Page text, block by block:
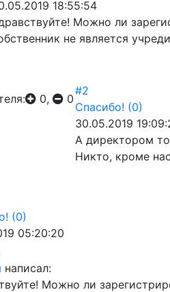
18:55:54
Можно ли
не является
0, 0
#2
Спасибо! (0)
30.05.2019
А директором
Никто, кроме
(0)
05:20:20
написал:
Можно ли